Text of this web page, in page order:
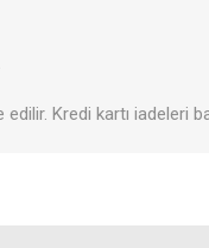
Kredi kartı iadeleri